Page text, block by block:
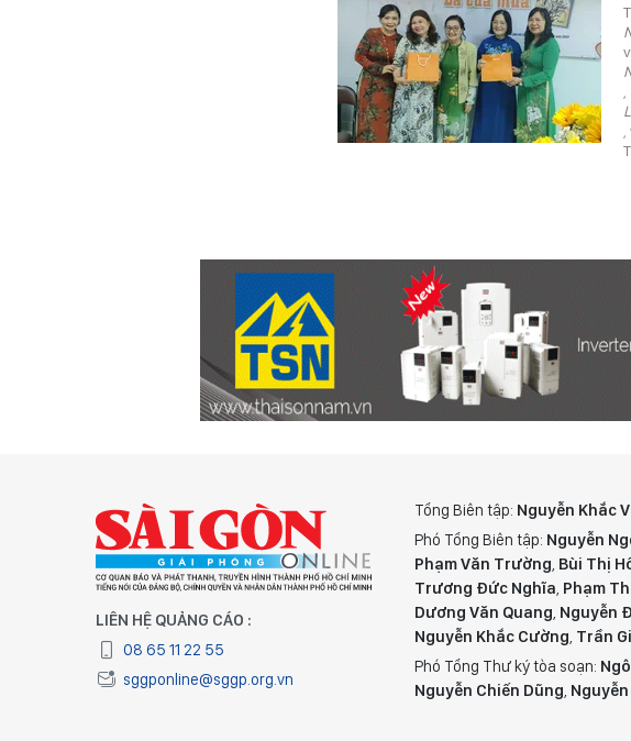
LIÊN HỆ QUẢNG CÁO :
08 65 11 22 55
sggponline@sggp.org.vn
Tổng Biên tập: Nguyễn Khắc
Phó Tổng Biên tập: Nguyễn
Phạm Văn Trường, Bùi Thị
Trương Đức Nghĩa, Phạm
Dương Văn Quang, Nguyễn
Nguyễn Khắc Cường, Trần
Phó Tổng Thư ký tòa soạn:
Nguyễn Chiến Dũng,